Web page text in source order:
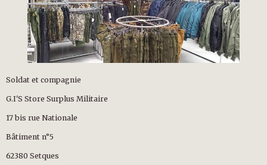
Soldat et compagnie
G.I'S Store Surplus Militaire
17 bis rue Nationale
Bâtiment n°5
62380 Setques